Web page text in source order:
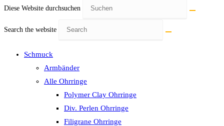
Diese Website durchsuchen
Search the website
Schmuck
Armbänder
Alle Ohrringe
Polymer Clay Ohrringe
Div. Perlen Ohrringe
Filigrane Ohrringe